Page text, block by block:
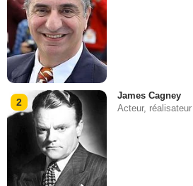
2
James Cagney
Acteur, réalisateur